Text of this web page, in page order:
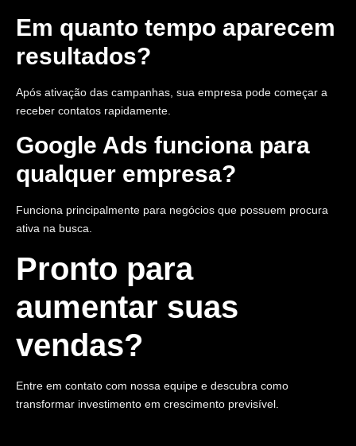
Em quanto tempo aparecem
resultados?
Após ativação das campanhas, sua empresa pode começar a
receber contatos rapidamente.
Google Ads funciona para
qualquer empresa?
Funciona principalmente para negócios que possuem procura
ativa na busca.
Pronto para
aumentar suas
vendas?
Entre em contato com nossa equipe e descubra como
transformar investimento em crescimento previsível.